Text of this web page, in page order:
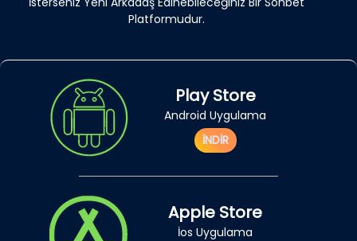
Platformudur.
Play Store
Android Uygulama
İNDİR
Apple Store
İos Uygulama